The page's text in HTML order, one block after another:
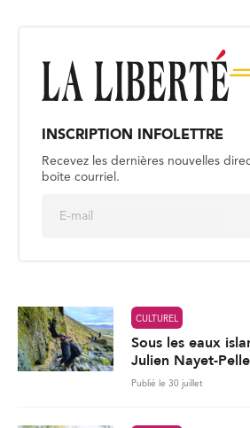
INSCRIPTION INFOLETTRE
Recevez les dernières nouvelles
boite courriel.
CULTUREL
Sous les eaux
Julien Nayet-
Publié le 30 juillet